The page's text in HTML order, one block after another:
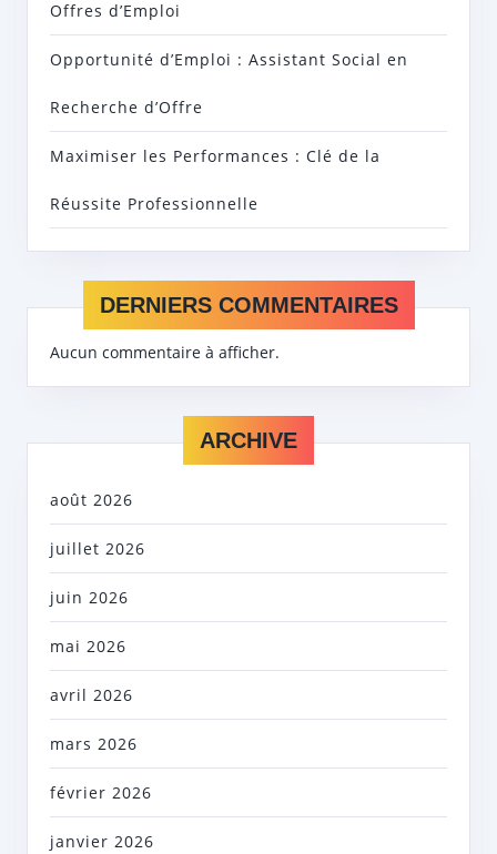
Offres d’Emploi
Opportunité d’Emploi : Assistant Social en
Recherche d’Offre
Maximiser les Performances : Clé de la
Réussite Professionnelle
DERNIERS COMMENTAIRES
Aucun commentaire à afficher.
ARCHIVE
août 2026
juillet 2026
juin 2026
mai 2026
avril 2026
mars 2026
février 2026
janvier 2026